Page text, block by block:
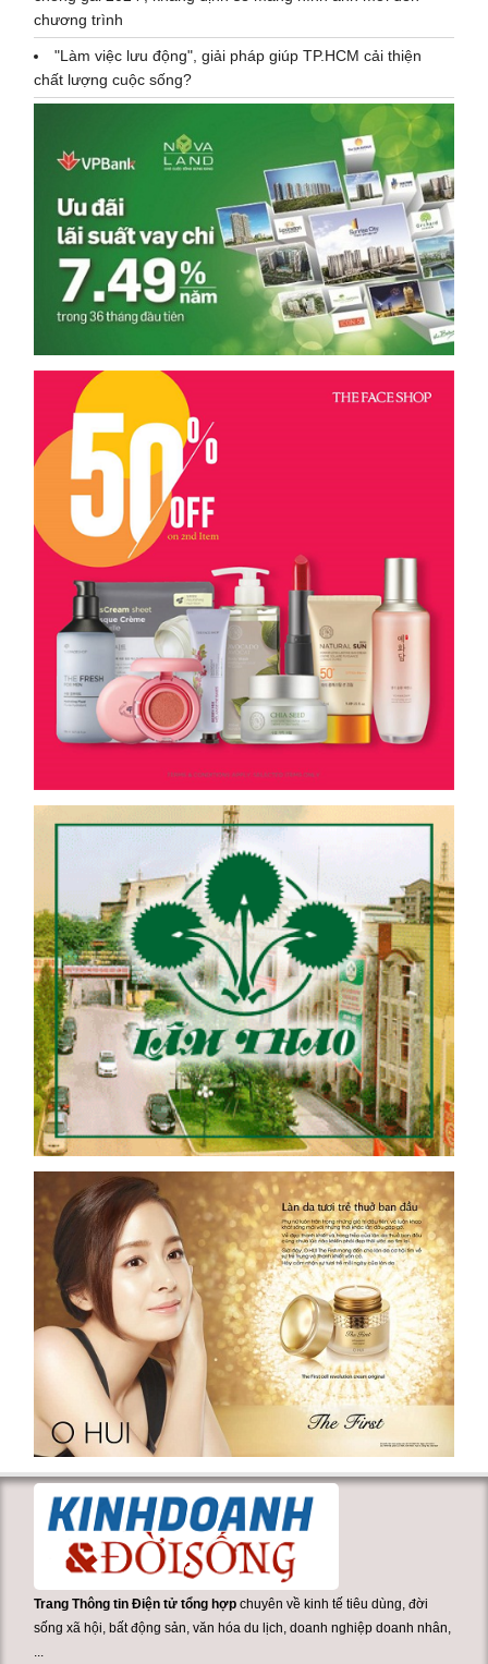
chương trình
"Làm việc lưu động", giải pháp giúp TP.HCM cải thiện
chất lượng cuộc sống?
Trang Thông tin Điện tử tổng hợp chuyên về kinh tế tiêu dùng, đời
sống xã hội, bất động sản, văn hóa du lịch, doanh nghiệp doanh nhân,